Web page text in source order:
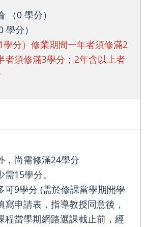
（0 學分）
分）
學分）修業期間一年者須修滿2
者須修滿3學分；2年含以上者
，尚需修滿24學分
15學分。
可9學分 (需於修課當學期開學
寫申請表，指導教授同意後，
程當學期網路選課截止前，經